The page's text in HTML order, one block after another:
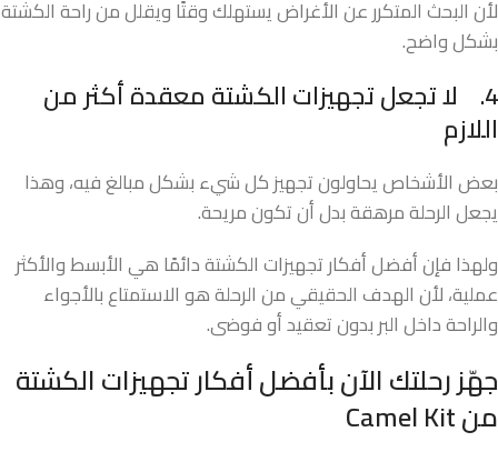
لأن البحث المتكرر عن الأغراض يستهلك وقتًا ويقلل من راحة الكشتة
بشكل واضح.
4. لا تجعل تجهيزات الكشتة معقدة أكثر من
اللازم
بعض الأشخاص يحاولون تجهيز كل شيء بشكل مبالغ فيه، وهذا
يجعل الرحلة مرهقة بدل أن تكون مريحة.
ولهذا فإن أفضل أفكار تجهيزات الكشتة دائمًا هي الأبسط والأكثر
عملية، لأن الهدف الحقيقي من الرحلة هو الاستمتاع بالأجواء
والراحة داخل البر بدون تعقيد أو فوضى.
جهّز رحلتك الآن بأفضل أفكار تجهيزات الكشتة
منCamel Kit